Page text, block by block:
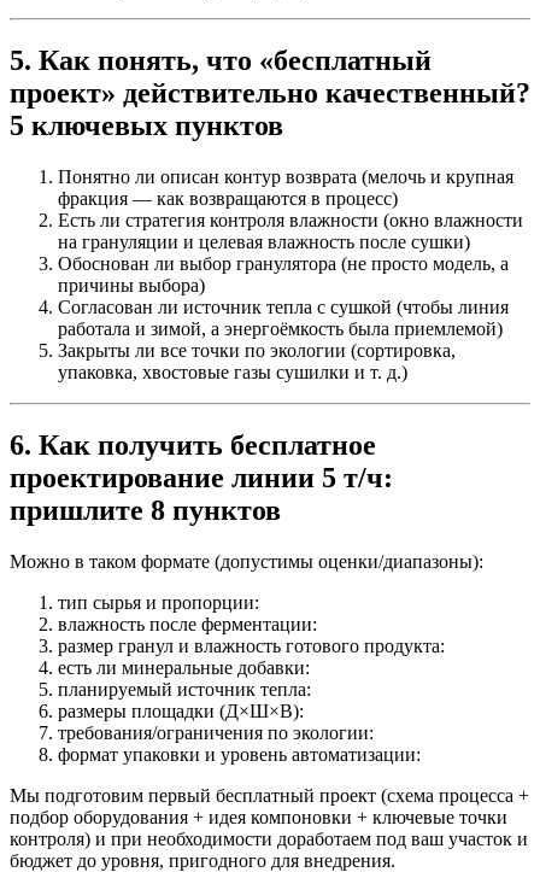
5. Как понять, что «бесплатный
проект» действительно качественный?
5 ключевых пунктов
Понятно ли описан контур возврата (мелочь и крупная
фракция — как возвращаются в процесс)
Есть ли стратегия контроля влажности (окно влажности
на грануляции и целевая влажность после сушки)
Обоснован ли выбор гранулятора (не просто модель, а
причины выбора)
Согласован ли источник тепла с сушкой (чтобы линия
работала и зимой, а энергоёмкость была приемлемой)
Закрыты ли все точки по экологии (сортировка,
упаковка, хвостовые газы сушилки и т. д.)
6. Как получить бесплатное
проектирование линии 5 т/ч:
пришлите 8 пунктов
Можно в таком формате (допустимы оценки/диапазоны):
тип сырья и пропорции:
влажность после ферментации:
размер гранул и влажность готового продукта:
есть ли минеральные добавки:
планируемый источник тепла:
размеры площадки (Д×Ш×В):
требования/ограничения по экологии:
формат упаковки и уровень автоматизации:
Мы подготовим первый бесплатный проект (схема процесса +
подбор оборудования + идея компоновки + ключевые точки
контроля) и при необходимости доработаем под ваш участок и
бюджет до уровня, пригодного для внедрения.